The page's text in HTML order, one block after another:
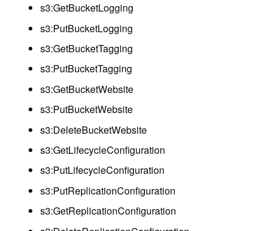
s3:GetBucketLogging
s3:PutBucketLogging
s3:GetBucketTagging
s3:PutBucketTagging
s3:GetBucketWebsite
s3:PutBucketWebsite
s3:DeleteBucketWebsite
s3:GetLifecycleConfiguration
s3:PutLifecycleConfiguration
s3:PutReplicationConfiguration
s3:GetReplicationConfiguration